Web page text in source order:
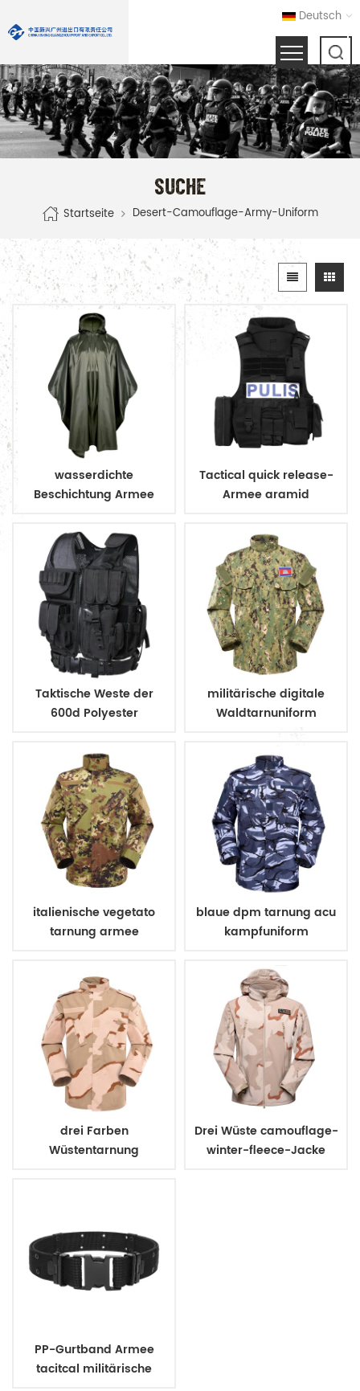
Deutsch
SUCHE
Startseite Desert-Camouflage-Army-Uniform
wasserdichte
Beschichtung Armee
Poncho
Tactical quick release-
Armee aramid
Taktische Weste der
600d Polyester
militärische digitale
Waldtarnuniform
italienische vegetato
tarnung armee
blaue dpm tarnung acu
kampfuniform
drei Farben
Wüstentarnung
Drei Wüste camouflage-
winter-fleece-Jacke
PP-Gurtband Armee
tacitcal militärische